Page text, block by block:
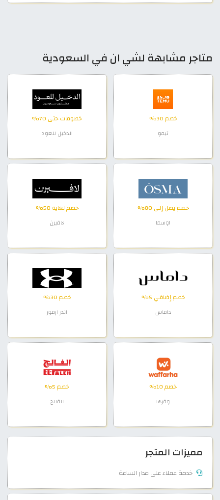
متاجر مشابهة لشي ان في السعودية
خصم 30%
تيمو
خصومات حتى 70%
الدخيل للعود
خصم يصل إلى 80%
اوسما
خصم لغاية 50%
لافيرن
خصم إضافي 5%
داماس
خصم 30%
اندر ارمور
خصم 10%
وفرها
خصم 5%
الفالح
مميزات المتجر
خدمة عملاء على مدار الساعة